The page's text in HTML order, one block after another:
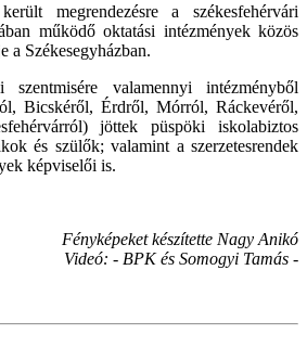
megrendezésre a székesfehérvári
működő oktatási intézmények közös
a Székesegyházban.
valamennyi intézményből
Bicskéről, Érdről, Mórról, Ráckevéről,
jöttek püspöki iskolabiztos
és szülők; valamint a szerzetesrendek
képviselői is.
Fényképeket készítette Nagy Anikó
Videó: - BPK és Somogyi Tamás -